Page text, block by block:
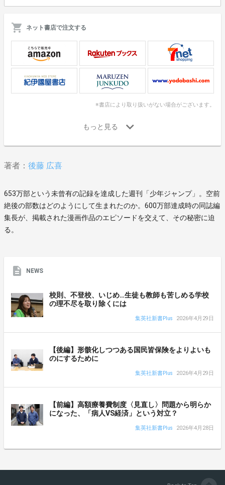
ネット書店で注文する
※書店により取り扱いがない場合がございます。
著者： 後藤 広喜
653万部という未曾有の記録を達成した週刊「少年ジャンプ」。空前
絶後の部数はどのようにして生まれたのか。600万部達成時の同誌編
集長が、掲載された漫画作品のエピソードを交えて、その秘密に迫
る。
NEWS
校則、不登校、いじめ…生徒も教師も苦しめる学校
の理不尽を取り除くには
集英社新書Plus 2026年4月29日
【後編】形骸化しつつある国民皆保険をよりよいも
のにするために
集英社新書Plus 2026年4月29日
【前編】高額療養費制度〈見直し〉問題から明らか
になった、「病人VS経済」という対立？
集英社新書Plus 2026年4月28日